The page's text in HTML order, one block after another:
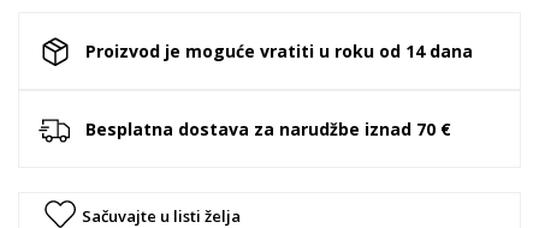
Proizvod je moguće vratiti u roku od 14 dana
Besplatna dostava za narudžbe iznad 70 €
Sačuvajte u listi želja